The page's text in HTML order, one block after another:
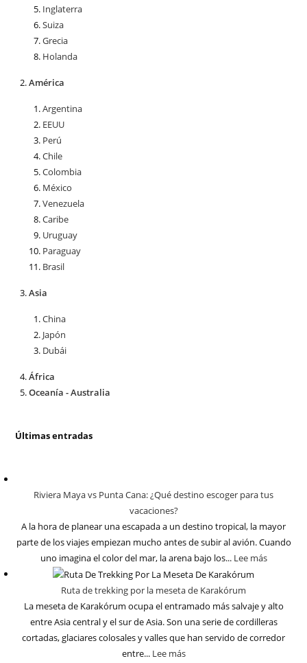
Inglaterra
Suiza
Grecia
Holanda
América
Argentina
EEUU
Perú
Chile
Colombia
México
Venezuela
Caribe
Uruguay
Paraguay
Brasil
Asia
China
Japón
Dubái
África
Oceanía - Australia
Últimas entradas
Riviera Maya vs Punta Cana: ¿Qué destino escoger para tus
vacaciones?
A la hora de planear una escapada a un destino tropical, la mayor
parte de los viajes empiezan mucho antes de subir al avión. Cuando
uno imagina el color del mar, la arena bajo los... Lee más
Ruta de trekking por la meseta de Karakórum
La meseta de Karakórum ocupa el entramado más salvaje y alto
entre Asia central y el sur de Asia. Son una serie de cordilleras
cortadas, glaciares colosales y valles que han servido de corredor
entre... Lee más